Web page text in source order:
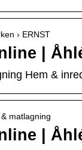
› ERNST
|
Hem &
matlagning
|